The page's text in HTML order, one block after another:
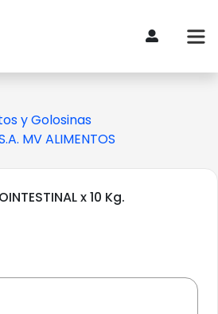
y Golosinas
MV ALIMENTOS
x 10 Kg.